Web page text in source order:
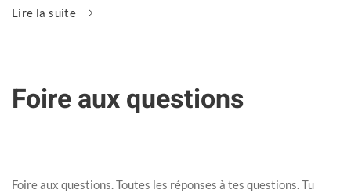
Lire la suite
Foire aux questions
Foire aux questions. Toutes les réponses à tes questions. Tu